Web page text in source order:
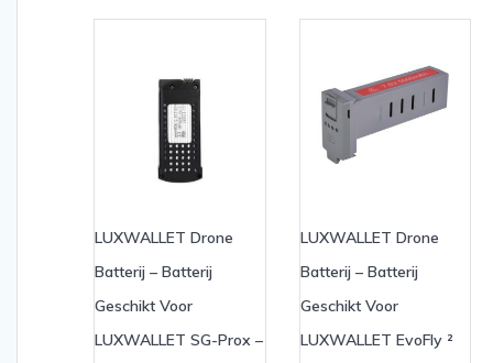
LUXWALLET Drone
Batterij – Batterij
Geschikt Voor
LUXWALLET SG-Prox –
LUXWALLET Drone
Batterij – Batterij
Geschikt Voor
LUXWALLET EvoFly ²